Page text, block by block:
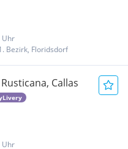
Uhr
Bezirk, Floridsdorf
Callas
Uhr